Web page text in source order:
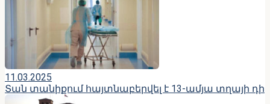
11.03.2025
Տան տանիքում հայտնաբերվել է 13-ամյա տղայի դի